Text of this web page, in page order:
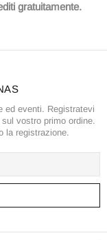
gratuitamente.
ed eventi. Registratevi
vostro primo ordine.
la registrazione.